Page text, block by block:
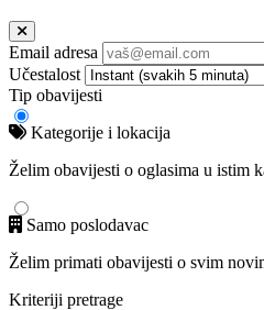
Email adresa
Učestalost
Tip obavijesti
Kategorije i lokacija
Želim obavijesti o oglasima u istim
Samo poslodavac
Želim primati obavijesti o svim
Kriteriji pretrage